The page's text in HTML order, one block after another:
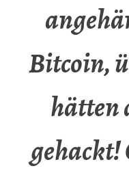
Bitcoin,
hätten
gehackt!